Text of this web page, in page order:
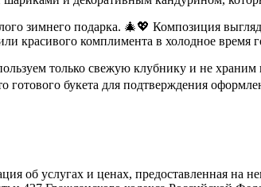
зимнего подарка. 🎄💖 Композиция
красивого комплимента в холодное время
только свежую клубнику и не храним
букета для подтверждения
об услугах и ценах, предоставленная на